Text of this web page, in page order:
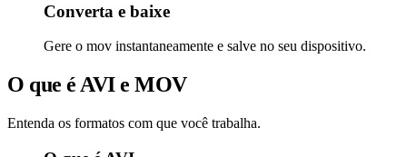
Converta e baixe
Gere o mov instantaneamente e salve no seu dispositivo.
O que é AVI e MOV
Entenda os formatos com que você trabalha.